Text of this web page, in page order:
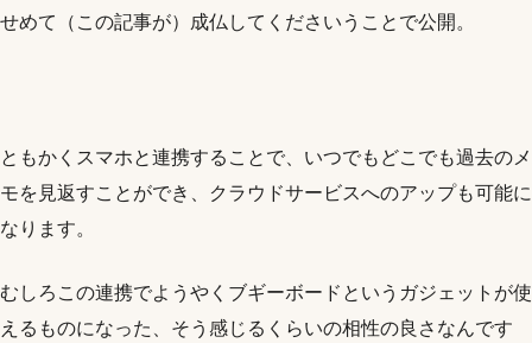
せめて（この記事が）成仏してくださいうことで公開。
ともかくスマホと連携することで、いつでもどこでも過去のメ
モを見返すことができ、クラウドサービスへのアップも可能に
なります。
むしろこの連携でようやくブギーボードというガジェットが使
えるものになった、そう感じるくらいの相性の良さなんです